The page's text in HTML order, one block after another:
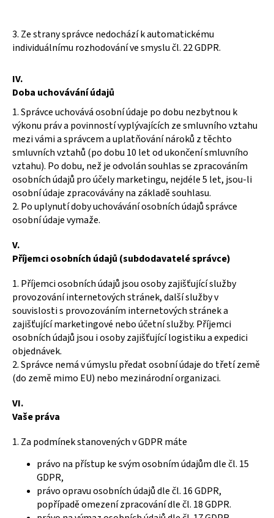
3. Ze strany správce nedochází k automatickému
individuálnímu rozhodování ve smyslu čl. 22 GDPR.
IV.
Doba uchovávání údajů
1. Správce uchovává osobní údaje po dobu nezbytnou k
výkonu práv a povinností vyplývajících ze smluvního vztahu
mezi vámi a správcem a uplatňování nároků z těchto
smluvních vztahů (po dobu 10 let od ukončení smluvního
vztahu). Po dobu, než je odvolán souhlas se zpracováním
osobních údajů pro účely marketingu, nejdéle 5 let, jsou-li
osobní údaje zpracovávány na základě souhlasu.
2. Po uplynutí doby uchovávání osobních údajů správce
osobní údaje vymaže.
V.
Příjemci osobních údajů (subdodavatelé správce)
1. Příjemci osobních údajů jsou osoby zajišťující služby
provozování internetových stránek, další služby v
souvislosti s provozováním internetových stránek a
zajišťující marketingové nebo účetní služby. Příjemci
osobních údajů jsou i osoby zajišťující logistiku a expedici
objednávek.
2. Správce nemá v úmyslu předat osobní údaje do třetí země
(do země mimo EU) nebo mezinárodní organizaci.
VI.
Vaše práva
1. Za podmínek stanovených v GDPR máte
právo na přístup ke svým osobním údajům dle čl. 15
GDPR,
právo opravu osobních údajů dle čl. 16 GDPR,
popřípadě omezení zpracování dle čl. 18 GDPR.